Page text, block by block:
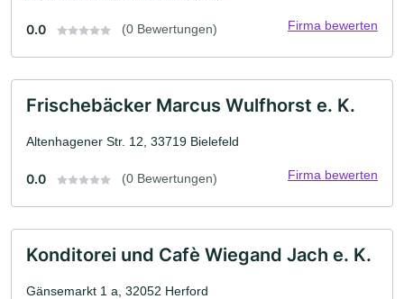
0.0 (0 Bewertungen) Firma bewerten
Frischebäcker Marcus Wulfhorst e. K.
Altenhagener Str. 12, 33719 Bielefeld
0.0 (0 Bewertungen) Firma bewerten
Konditorei und Cafè Wiegand Jach e. K.
Gänsemarkt 1 a, 32052 Herford